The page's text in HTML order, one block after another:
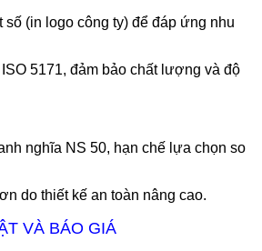
số (in logo công ty) để đáp ứng nhu
5171, đảm bảo chất lượng và độ
nghĩa NS 50, hạn chế lựa chọn so
do thiết kế an toàn nâng cao.
VÀ BÁO GIÁ